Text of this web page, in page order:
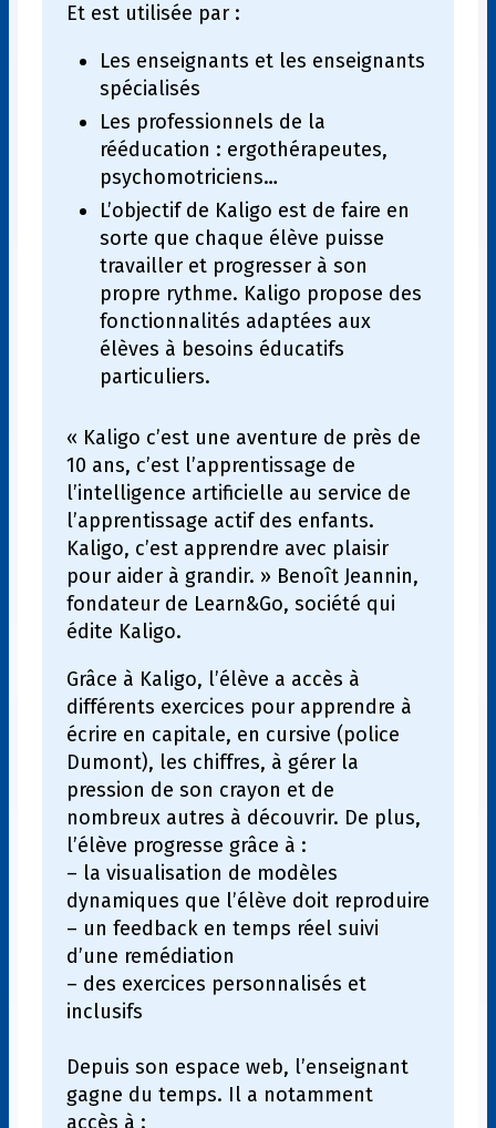
Et est utilisée par :
Les enseignants et les enseignants
spécialisés
Les professionnels de la
rééducation : ergothérapeutes,
psychomotriciens…
L’objectif de Kaligo est de faire en
sorte que chaque élève puisse
travailler et progresser à son
propre rythme. Kaligo propose des
fonctionnalités adaptées aux
élèves à besoins éducatifs
particuliers.
« Kaligo c’est une aventure de près de
10 ans, c’est l’apprentissage de
l’intelligence artificielle au service de
l’apprentissage actif des enfants.
Kaligo, c’est apprendre avec plaisir
pour aider à grandir. » Benoît Jeannin,
fondateur de Learn&Go, société qui
édite Kaligo.
Grâce à Kaligo, l’élève a accès à
différents exercices pour apprendre à
écrire en capitale, en cursive (police
Dumont), les chiffres, à gérer la
pression de son crayon et de
nombreux autres à découvrir. De plus,
l’élève progresse grâce à :
– la visualisation de modèles
dynamiques que l’élève doit reproduire
– un feedback en temps réel suivi
d’une remédiation
– des exercices personnalisés et
inclusifs
Depuis son espace web, l’enseignant
gagne du temps. Il a notamment
accès à :